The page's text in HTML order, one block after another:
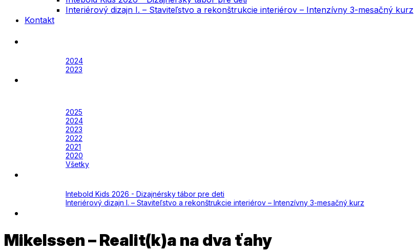
Interiérový dizajn I. – Staviteľstvo a rekonštrukcie interiérov – Intenzívny 3-mesačný kurz
Kontakt
2024
2023
2025
2024
2023
2022
2021
2020
Všetky
Intebold Kids 2026 - Dizajnérsky tábor pre deti
Interiérový dizajn I. – Staviteľstvo a rekonštrukcie interiérov – Intenzívny 3-mesačný kurz
Mikelssen – Realit(k)a na dva ťahy